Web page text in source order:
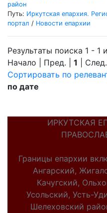
район
Путь: Иркутская епархия.
портал / Новости епархии
Результаты поиска 1 - 1
Начало | Пред. | 1 |
Сортировать по
по дате
ИРКУТСКАЯ
Границы епархии
Ангарский,
Качугский,
Усольский, Усть-
Шелеховский